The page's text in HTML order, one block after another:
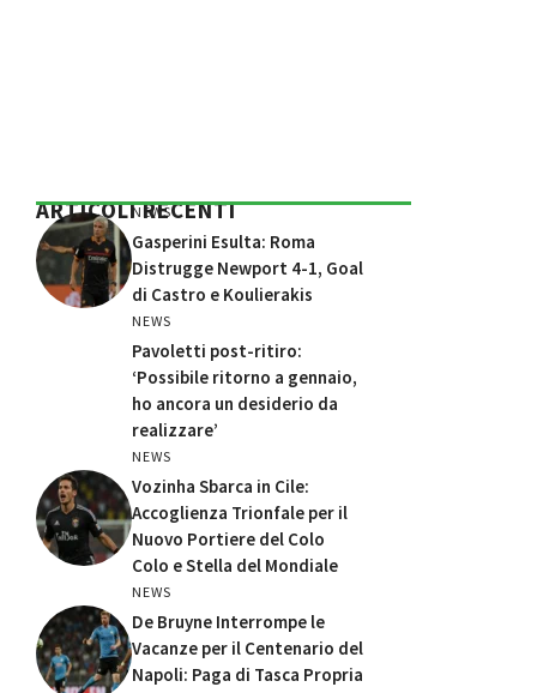
ARTICOLI RECENTI
NEWS
Gasperini Esulta: Roma
Distrugge Newport 4-1, Goal
di Castro e Koulierakis
NEWS
Pavoletti post-ritiro:
‘Possibile ritorno a gennaio,
ho ancora un desiderio da
realizzare’
NEWS
Vozinha Sbarca in Cile:
Accoglienza Trionfale per il
Nuovo Portiere del Colo
Colo e Stella del Mondiale
NEWS
De Bruyne Interrompe le
Vacanze per il Centenario del
Napoli: Paga di Tasca Propria